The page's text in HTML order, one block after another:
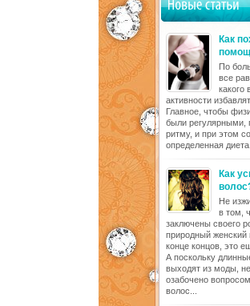
Как
По
все
какого
активности
Главное, чтобы
были регулярными,
ритму, и при этом
определенная
Как
Не
в том,
заключены своего
природный женский
конце концов, это
А поскольку
выходят из моды,
озабочено
волос...